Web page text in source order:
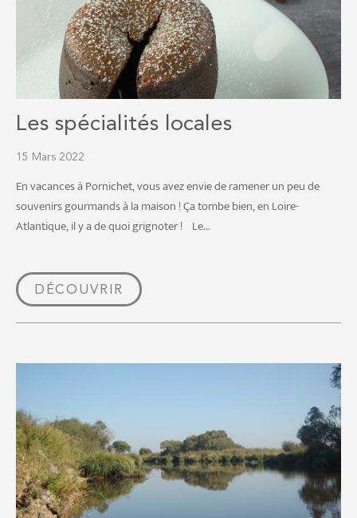
Les spécialités locales
15 Mars 2022
En vacances à Pornichet, vous avez envie de ramener un peu de
souvenirs gourmands à la maison ! Ça tombe bien, en Loire-
Atlantique, il y a de quoi grignoter ! Le...
DÉCOUVRIR